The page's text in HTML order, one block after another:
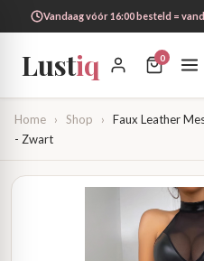
Vandaag vóór 16:00 besteld =
Lustiq 0
Home › Shop ›
Faux Leather
- Zwart